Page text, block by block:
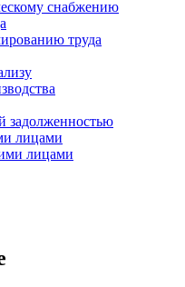
снабжению
труда
задолженностью
лицами
лицами